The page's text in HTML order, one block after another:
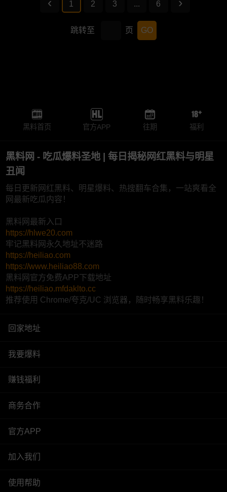
1 2 3 ... 6
跳转至 页 GO
黑料首页 官方APP 往期 福利
黑料网 - 吃瓜爆料圣地 | 每日揭秘网红黑料与明星
丑闻
每日更新网红黑料、明星爆料、热搜翻车合集，一站爽看全
网最新吃瓜内容！
黑料网最新入口
https://hlwe20.com
牢记黑料网永久地址不迷路
https://heiliao.com
https://www.heiliao88.com
黑料网官方免费APP下载地址
https://heiliao.mfdaklto.cc
推荐使用 Chrome/夸克/UC 浏览器，随时畅享黑料乐趣！
回家地址
我要爆料
赚钱福利
商务合作
官方APP
加入我们
使用帮助